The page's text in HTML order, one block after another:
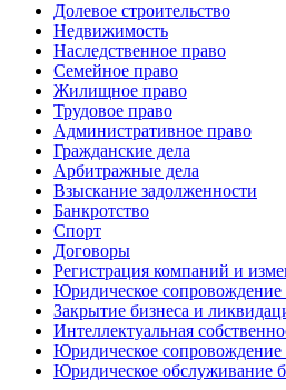
Долевое строительство
Недвижимость
Наследственное право
Семейное право
Жилищное право
Трудовое право
Административное право
Гражданские дела
Арбитражные дела
Взыскание задолженности
Банкротство
Спорт
Договоры
Регистрация компаний и
Юридическое сопровождение
Закрытие бизнеса и
Интеллектуальная
Юридическое сопровождение
Юридическое обслуживание